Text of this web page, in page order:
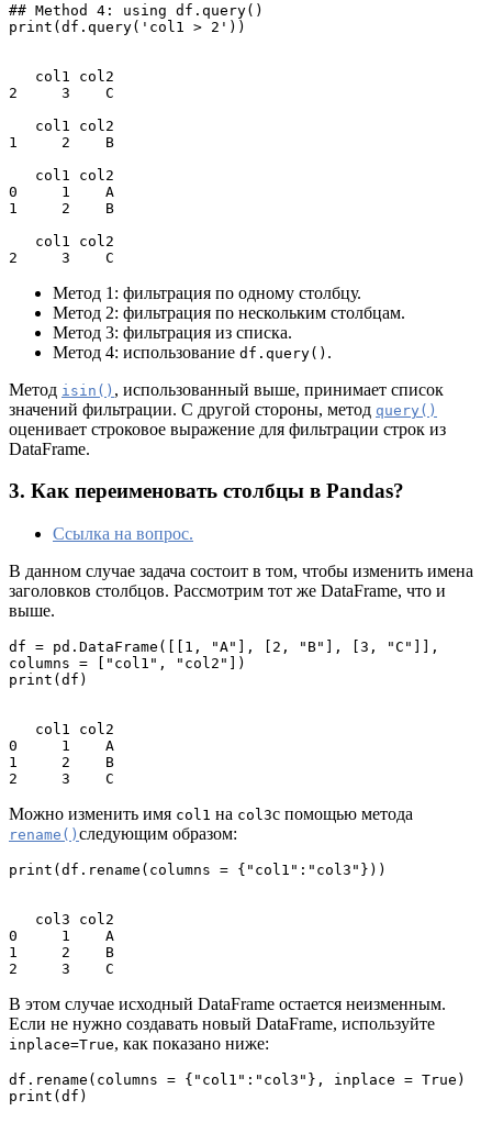
## Method 4: using df.query()
print(df.query('col1 > 2'))
2     3    C
1     2    B
0     1    A
1     2    B
2     3    C
Метод 1: фильтрация по одному столбцу.
Метод 2: фильтрация по нескольким столбцам.
Метод 3: фильтрация из списка.
Метод 4: использование df.query() .
Метод isin() , использованный выше, принимает список
значений фильтрации. С другой стороны, метод query()
оценивает строковое выражение для фильтрации строк из
DataFrame.
3. Как переименовать столбцы в Pandas?
Ссылка на вопрос.
В данном случае задача состоит в том, чтобы изменить имена
заголовков столбцов. Рассмотрим тот же DataFrame, что и
выше.
df = pd.DataFrame([[1, "A"], [2, "B"], [3, "C"]],
columns = ["col1", "col2"])
print(df)
0     1    A
1     2    B
2     3    C
Можно изменить имя col1 на col3с помощью метода
rename() следующим образом:
print(df.rename(columns = {"col1":"col3"}))
0     1    A
1     2    B
2     3    C
В этом случае исходный DataFrame остается неизменным.
Если не нужно создавать новый DataFrame, используйте
inplace=True, как показано ниже:
df.rename(columns = {"col1":"col3"}, inplace = True)
print(df)